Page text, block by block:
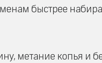
быстрее
метание копья и